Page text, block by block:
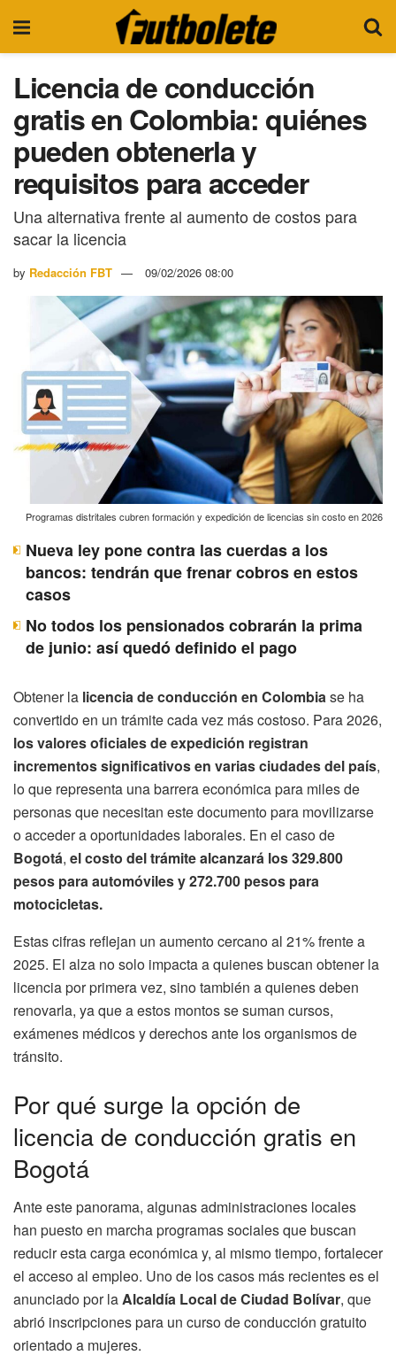
Licencia de conducción
gratis en Colombia: quiénes
pueden obtenerla y
requisitos para acceder
Una alternativa frente al aumento de costos para
sacar la licencia
by Redacción FBT 09/02/2026 08:00
Programas distritales cubren formación y expedición de licencias sin costo en 2026
Nueva ley pone contra las cuerdas a los
bancos: tendrán que frenar cobros en estos
casos
No todos los pensionados cobrarán la prima
de junio: así quedó definido el pago
Obtener la licencia de conducción en Colombiase ha
convertido en un trámite cada vez más costoso. Para 2026,
los valores oficiales de expedición registran
incrementos significativos en varias ciudades del país,
lo que representa una barrera económica para miles de
personas que necesitan este documento para movilizarse
o acceder a oportunidades laborales. En el caso de
Bogotá, el costo del trámite alcanzará los 329.800
pesos para automóviles y 272.700 pesos para
motocicletas.
Estas cifras reflejan un aumento cercano al 21% frente a
2025. El alza no solo impacta a quienes buscan obtener la
licencia por primera vez, sino también a quienes deben
renovarla, ya que a estos montos se suman cursos,
exámenes médicos y derechos ante los organismos de
tránsito.
Por qué surge la opción de
licencia de conducción gratis en
Bogotá
Ante este panorama, algunas administraciones locales
han puesto en marcha programas sociales que buscan
reducir esta carga económica y, al mismo tiempo, fortalecer
el acceso al empleo. Uno de los casos más recientes es el
anunciado por laAlcaldía Local de Ciudad Bolívar, que
abrió inscripciones para un curso de conducción gratuito
orientado a mujeres.